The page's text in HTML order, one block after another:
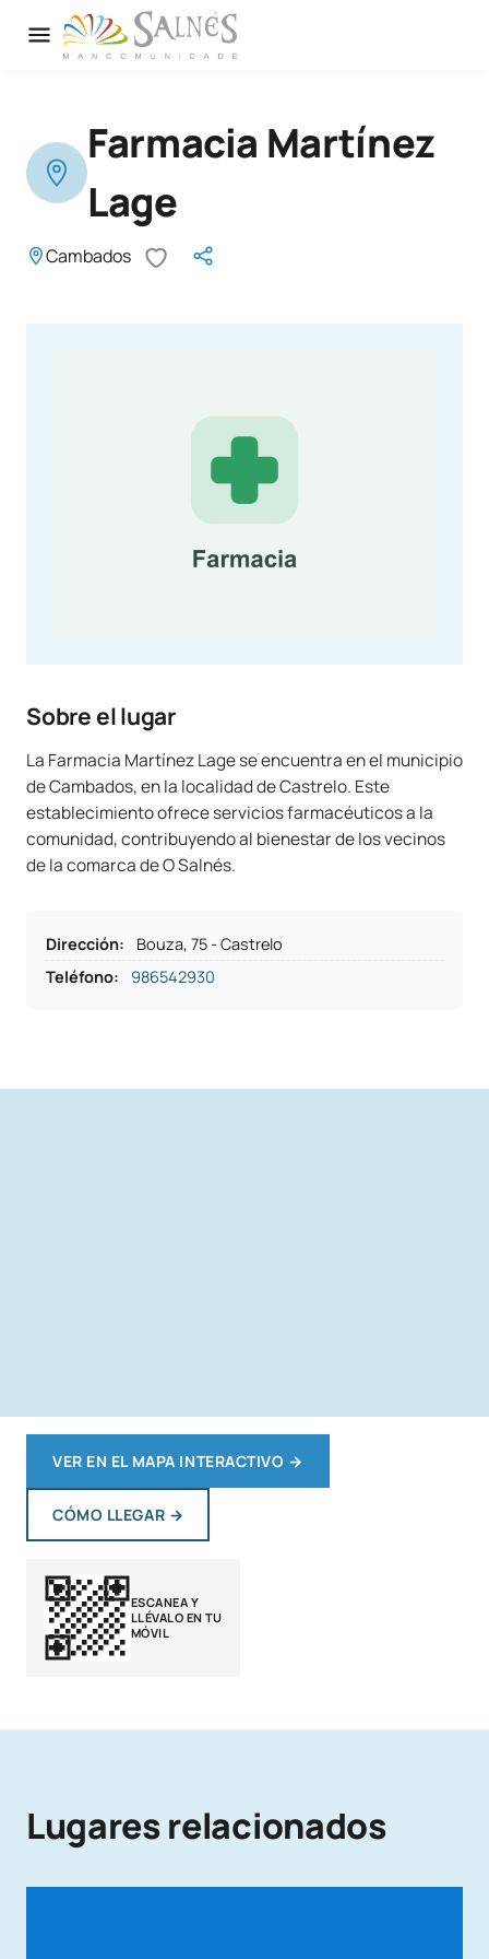
Farmacia Martínez
Lage
Cambados
Sobre el lugar
La Farmacia Martínez Lage se encuentra en el municipio
de Cambados, en la localidad de Castrelo. Este
establecimiento ofrece servicios farmacéuticos a la
comunidad, contribuyendo al bienestar de los vecinos
de la comarca de O Salnés.
Dirección:
Bouza, 75 - Castrelo
Teléfono: 986542930
VER EN EL MAPA INTERACTIVO →
CÓMO LLEGAR →
ESCANEA Y
LLÉVALO EN TU
MÓVIL
Lugares relacionados